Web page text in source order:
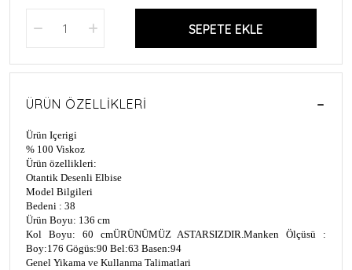
SEPETE EKLE
ÜRÜN ÖZELLIKLERI
Ürün Içerigi
% 100 Viskoz
Ürün özellikleri:
Otantik Desenli Elbise
Model Bilgileri
Bedeni : 38
Ürün Boyu: 136 cm
Kol Boyu: 60 cmÜRÜNÜMÜZ ASTARSIZDIR.Manken Ölçüsü :
Boy:176 Gögüs:90 Bel:63 Basen:94
Genel Yikama ve Kullanma Talimatlari